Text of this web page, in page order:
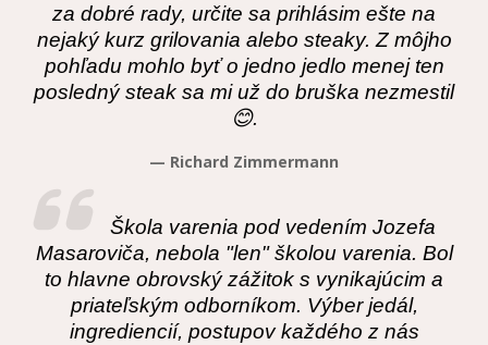
za dobré rady, určite sa prihlásim ešte na
nejaký kurz grilovania alebo steaky. Z môjho
pohľadu mohlo byť o jedno jedlo menej ten
posledný steak sa mi už do bruška nezmestil
😊.
— Richard Zimmermann
Škola varenia pod vedením Jozefa
Masaroviča, nebola "len" školou varenia. Bol
to hlavne obrovský zážitok s vynikajúcim a
priateľským odborníkom. Výber jedál,
ingrediencií, postupov každého z nás